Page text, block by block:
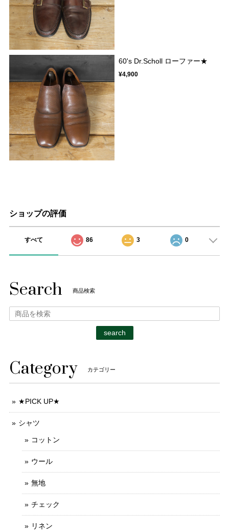
60's Dr.Scholl ローファー★
¥4,900
ショップの評価
すべて 86 3 0
Search 商品検索
search
Category カテゴリー
★PICK UP★
シャツ
コットン
ウール
無地
チェック
リネン